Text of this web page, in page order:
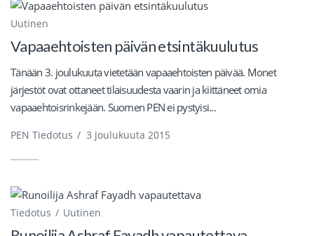
Uutinen
Vapaaehtoisten päivän etsintäkuulutus
Tänään 3. joulukuuta vietetään vapaaehtoisten päivää. Monet
järjestöt ovat ottaneet tilaisuudesta vaarin ja kiittäneet omia
vapaaehtoisrinkejään. Suomen PEN ei pystyisi...
PEN Tiedotus / 3 joulukuuta 2015
Tiedotus Uutinen